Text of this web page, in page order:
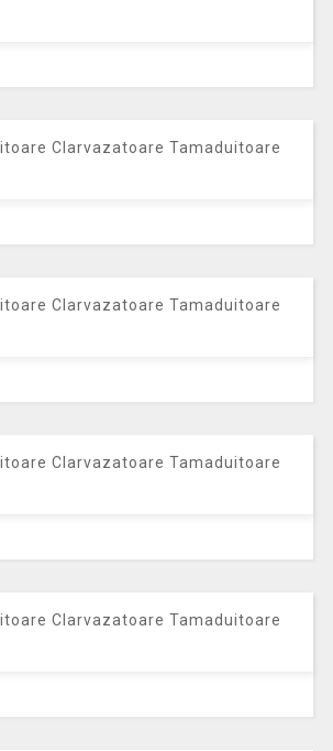
Clarvazatoare Tamaduitoare
Clarvazatoare Tamaduitoare
Clarvazatoare Tamaduitoare
Clarvazatoare Tamaduitoare